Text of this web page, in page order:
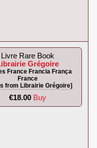
Livre Rare Book
Grégoire
France Francia França
France
from Librairie Grégoire]
€18.00 Buy